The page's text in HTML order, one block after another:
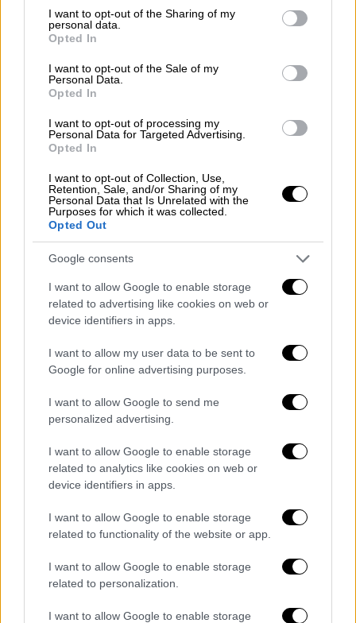
not limited to your visit or usage behaviour. You may click to
grant or deny consent to Google and its third-party tags to
use your data for below specified purposes in below Google
consent section.
I want to opt-out of the Sharing of my
personal data.
Opted In
I want to opt-out of the Sale of my
Personal Data.
Opted In
I want to opt-out of processing my
Personal Data for Targeted Advertising.
Opted In
I want to opt-out of Collection, Use,
Retention, Sale, and/or Sharing of my
Personal Data that Is Unrelated with the
Purposes for which it was collected.
Opted Out
Google consents
I want to allow Google to enable storage
related to advertising like cookies on web or
device identifiers in apps.
I want to allow my user data to be sent to
Google for online advertising purposes.
I want to allow Google to send me
personalized advertising.
I want to allow Google to enable storage
related to analytics like cookies on web or
device identifiers in apps.
I want to allow Google to enable storage
related to functionality of the website or app.
I want to allow Google to enable storage
related to personalization.
I want to allow Google to enable storage
Γυναικοκτονία στην Καλαμάτα:
Αμετανόητος ο δολοφόνος της
και η ομολογία για τον κοριό
Οι ίδιες πληροφορίες αναφέρουν ότι ο
συλληφθείς φέρεται ναδιατηρούσε
διασυνδέσεις με άτομα που συνελήφθησαν
πρόσφατα στην Κύπροστο πλαίσιο ερευνών
για υποθέσεις τρομοκρατίας.
Κατά τη διάρκεια των ερευνών που
πραγματοποιήθηκαν σεκατοικίες στην
Κρήτη αλλά και στην Αθήνα, οι αρχές
εντόπισαν και κατέσχεσαν πλήθος
αντικειμένων που αναμένεται να εξεταστούν
στα εγκληματολογικά εργαστήρια. Μεταξύ
συσκευές κινητής
τηλεφωνίας, φορητός ηλεκτρονικός
τραπεζικές κάρτες, καθώς και
εργαστηριακός εξοπλισμός.
χαρτογραφήσουν πλήρως το δίκτυο επαφών
της δραστηριότητάς του και να εξετάσουν
τυχόν διασυνδέσεις με πρόσωπα ή ομάδες
εντός και εκτός Ελλάδας